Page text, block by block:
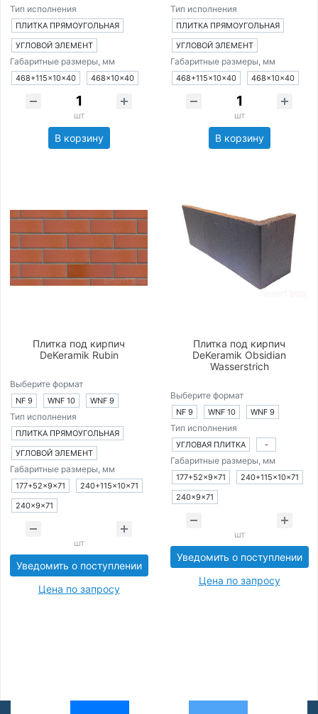
Тип исполнения
ПЛИТКА ПРЯМОУГОЛЬНАЯ
УГЛОВОЙ ЭЛЕМЕНТ
Габаритные размеры, мм
468+115×10×40 468×10×40
шт
В корзину
Тип исполнения
ПЛИТКА ПРЯМОУГОЛЬНАЯ
УГЛОВОЙ ЭЛЕМЕНТ
Габаритные размеры, мм
468+115×10×40 468×10×40
шт
В корзину
Плитка под кирпич
DeKeramik Rubin
Выберите формат
NF 9 WNF 10 WNF 9
Тип исполнения
ПЛИТКА ПРЯМОУГОЛЬНАЯ
УГЛОВОЙ ЭЛЕМЕНТ
Габаритные размеры, мм
177+52×9×71
240+115×10×71
240×9×71
шт
Уведомить о поступлении
Цена по запросу
Плитка под кирпич
DeKeramik Obsidian
Wasserstrich
Выберите формат
NF 9 WNF 10 WNF 9
Тип исполнения
УГЛОВАЯ ПЛИТКА -
Габаритные размеры, мм
177+52×9×71
240+115×10×71
240×9×71
шт
Уведомить о поступлении
Цена по запросу